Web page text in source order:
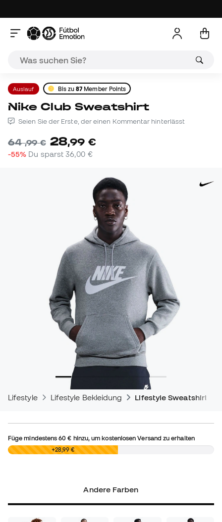
Auslauf Bis zu87 Member Points
Nike Club Sweatshirt
Seien Sie der Erste, der einen Kommentar hinterlässt
64,99 € 28,99 €
-55% Du sparst36,00 €
Lifestyle Lifestyle Bekleidung Lifestyle Sweatshirts
Füge mindestens60 € hinzu, um kostenlosen Versand zu erhalten
0,00 € +28,99 €
Andere Farben